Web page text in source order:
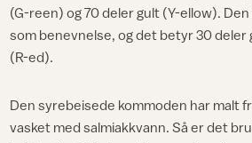
(G-reen) og 70 deler gult (Y-ellow).
som benevnelse, og det betyr 30 deler
(R-ed).
Den syrebeisede kommoden har malt
vasket med salmiakkvann. Så er det